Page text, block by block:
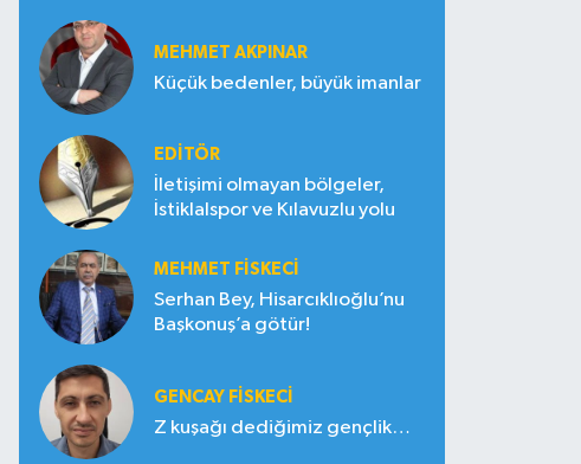
MEHMET AKPINAR
Küçük bedenler, büyük imanlar
EDITÖR
İletişimi olmayan bölgeler,
İstiklalspor ve Kılavuzlu yolu
MEHMET FİSKECİ
Serhan Bey, Hisarcıklıoğlu’nu
Başkonuş’a götür!
GENCAY FİSKECİ
Z kuşağı dediğimiz gençlik…